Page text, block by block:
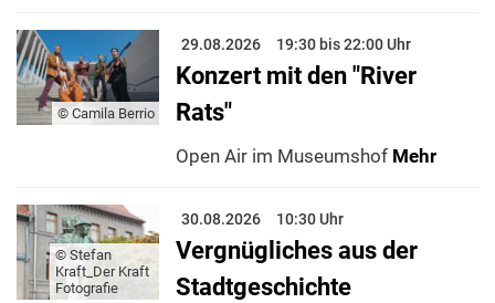
© Camila Berrio
29.08.2026 19:30 bis 22:00 Uhr
Konzert mit den "River
Rats"
Open Air im Museumshof Mehr
© Stefan
Kraft_Der Kraft
Fotografie
30.08.2026 10:30 Uhr
Vergnügliches aus der
Stadtgeschichte